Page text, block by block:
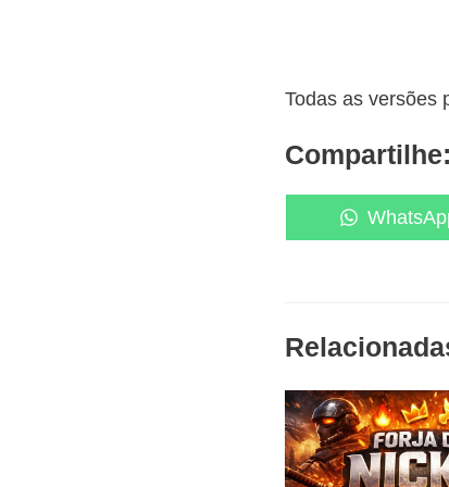
Todas as versões
Compartilhe:
Share
on